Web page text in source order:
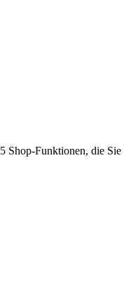
5 Shop-Funktionen, die